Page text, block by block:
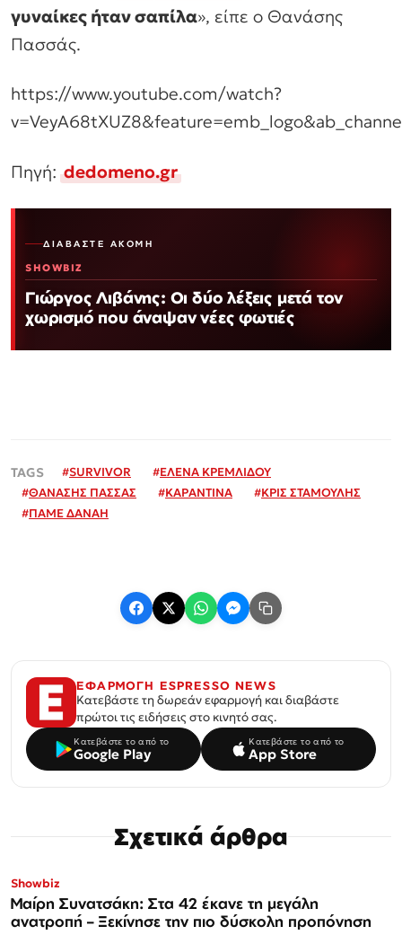
γυναίκες ήταν σαπίλα», είπε ο Θανάσης
Πασσάς.
https://www.youtube.com/watch?
Πηγή:dedomeno.gr
ΔΙΑΒΆΣΤΕ ΑΚΌΜΗ
SHOWBIZ
Γιώργος Λιβάνης: Οι δύο λέξεις μετά τον
χωρισμό που άναψαν νέες φωτιές
#SURVIVOR #ΕΛΕΝΑ ΚΡΕΜΛΙΔΟΥ
#ΘΑΝΑΣΗΣ ΠΑΣΣΑΣ #ΚΑΡΑΝΤΙΝΑ #ΚΡΙΣ ΣΤΑΜΟΥΛΗΣ
#ΠΑΜΕ ΔΑΝΑΗ
ΕΦΑΡΜΟΓΗ ESPRESSO NEWS
Κατεβάστε τη δωρεάν εφαρμογή και διαβάστε
πρώτοι τις ειδήσεις στο κινητό σας.
Κατεβάστε το από το
Google Play
Κατεβάστε το από το
App Store
Σχετικά άρθρα
Showbiz
Μαίρη Συνατσάκη: Στα 42 έκανε τη μεγάλη
ανατροπή – Ξεκίνησε την πιο δύσκολη προπόνηση